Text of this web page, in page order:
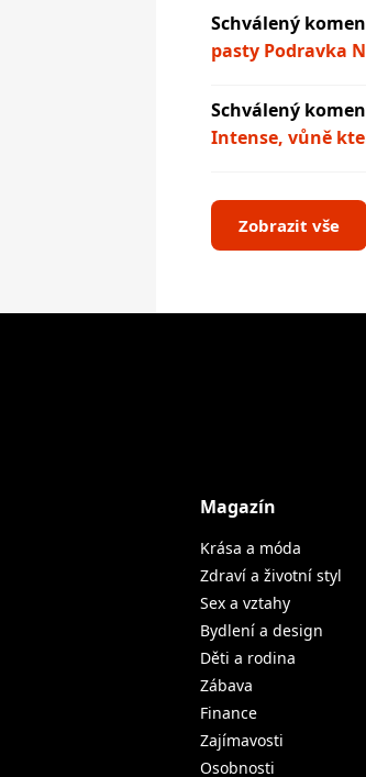
Schválený
pasty Podravka
Schválený
Intense, vůně
Zobrazit vše
Magazín
Krása a móda
Zdraví a životní styl
Sex a vztahy
Bydlení a design
Děti a rodina
Zábava
Finance
Zajímavosti
Osobnosti